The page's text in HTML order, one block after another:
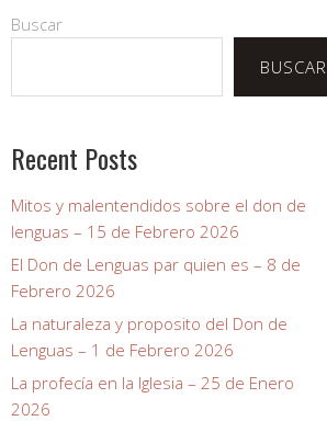
Buscar
BUSCAR
Recent Posts
Mitos y malentendidos sobre el don de
lenguas – 15 de Febrero 2026
El Don de Lenguas par quien es – 8 de
Febrero 2026
La naturaleza y proposito del Don de
Lenguas – 1 de Febrero 2026
La profecía en la Iglesia – 25 de Enero
2026